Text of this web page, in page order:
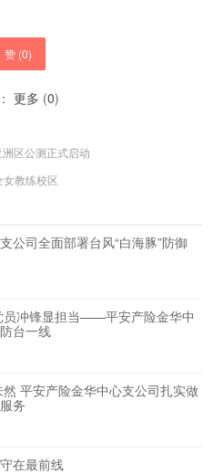
赞 (0)
更多 (0)
区公测正式启动
教练校区
公司全面部署台风“白海豚”防御
员冲锋显担当——平安产险金华中
台一线
平安产险金华中心支公司扎实做
务
在最前线